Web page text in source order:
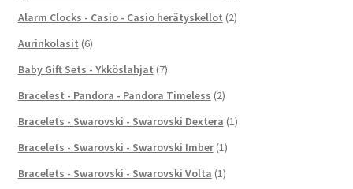
Alarm Clocks - Casio - Casio herätyskellot (2)
Aurinkolasit (6)
Baby Gift Sets - Ykköslahjat (7)
Bracelest - Pandora - Pandora Timeless (2)
Bracelets - Swarovski - Swarovski Dextera (1)
Bracelets - Swarovski - Swarovski Imber (1)
Bracelets - Swarovski - Swarovski Volta (1)